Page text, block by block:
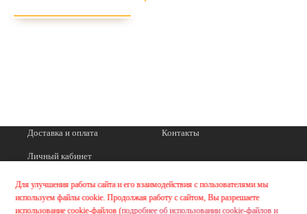
Доставка и оплата Контакты
Личный кабинет
Для улучшения работы сайта и его взаимодействия с пользователями мы
используем файлы cookie. Продолжая работу с сайтом, Вы разрешаете
использование cookie-файлов (подробнее об использовании cookie-файлов и